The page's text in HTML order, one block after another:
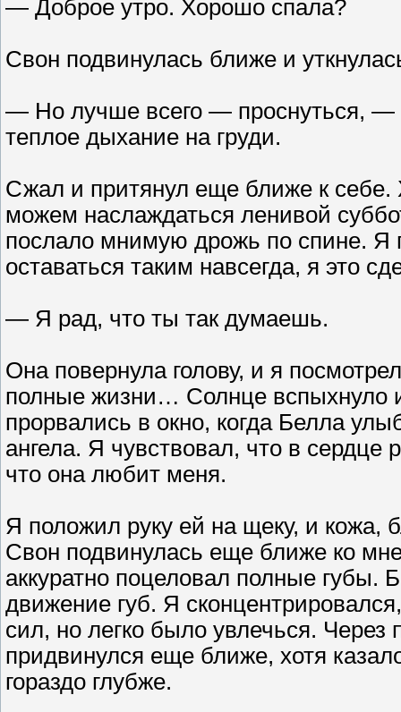
— Доброе утро. Хорошо спала?
Свон подвинулась ближе и
— Но лучше всего — проснуться, —
теплое дыхание на груди.
Сжал и притянул еще ближе к себе.
можем наслаждаться ленивой
послало мнимую дрожь по спине. Я
оставаться таким навсегда, я это
— Я рад, что ты так думаешь.
Она повернула голову, и я
полные жизни… Солнце вспыхнуло
прорвались в окно, когда Белла
ангела. Я чувствовал, что в сердце
что она любит меня.
Я положил руку ей на щеку, и кожа,
Свон подвинулась еще ближе ко
аккуратно поцеловал полные губы.
движение губ. Я
сил, но легко было увлечься. Через
придвинулся еще ближе, хотя
гораздо глубже.